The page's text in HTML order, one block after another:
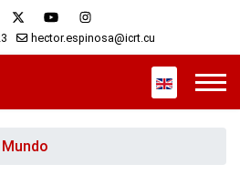
hector.espinosa@icrt.cu
Seleccione
Mundo